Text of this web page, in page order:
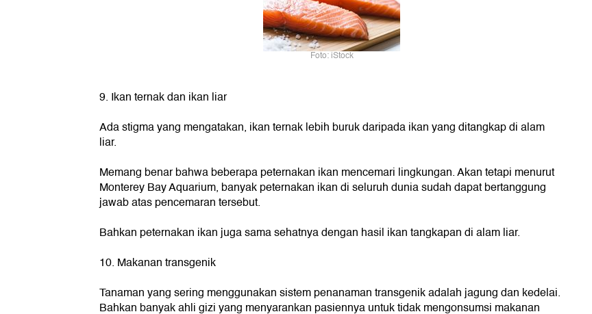
Foto: iStock
9. Ikan ternak dan ikan liar
Ada stigma yang mengatakan, ikan ternak lebih buruk daripada ikan yang ditangkap di alam
liar.
Memang benar bahwa beberapa peternakan ikan mencemari lingkungan. Akan tetapi menurut
Monterey Bay Aquarium, banyak peternakan ikan di seluruh dunia sudah dapat bertanggung
jawab atas pencemaran tersebut.
Bahkan peternakan ikan juga sama sehatnya dengan hasil ikan tangkapan di alam liar.
10. Makanan transgenik
Tanaman yang sering menggunakan sistem penanaman transgenik adalah jagung dan kedelai.
Bahkan banyak ahli gizi yang menyarankan pasiennya untuk tidak mengonsumsi makanan